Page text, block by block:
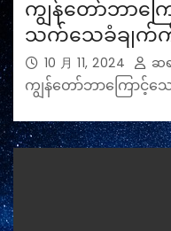
ကျွန်တော်ဘာကြ
သက်သေခံချက်
10 月 11, 2024 ဆ
ကျွန်တော်ဘာကြောင့်သ